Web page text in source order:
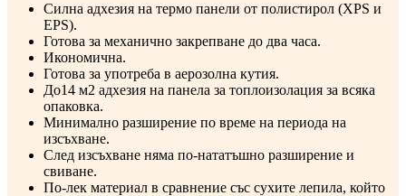
Силна адхезия на термо панели от полистирол (XPS и
EPS).
Готова за механично закрепване до два часа.
Икономична.
Готова за употреба в аерозолна кутия.
До14 м2 адхезия на панела за топлоизолация за всяка
опаковка.
Минимално разширение по време на периода на
изсъхване.
След изсъхване няма по-нататъшно разширение и
свиване.
По-лек материал в сравнение със сухите лепила, който